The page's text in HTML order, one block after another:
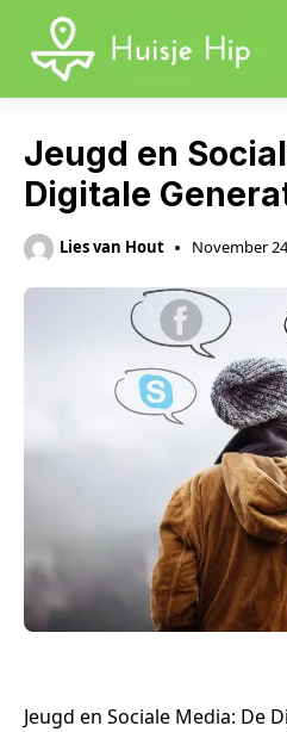
content
Jeugd en
Digitale
Lies van Hout November
Jeugd en Sociale Media: De